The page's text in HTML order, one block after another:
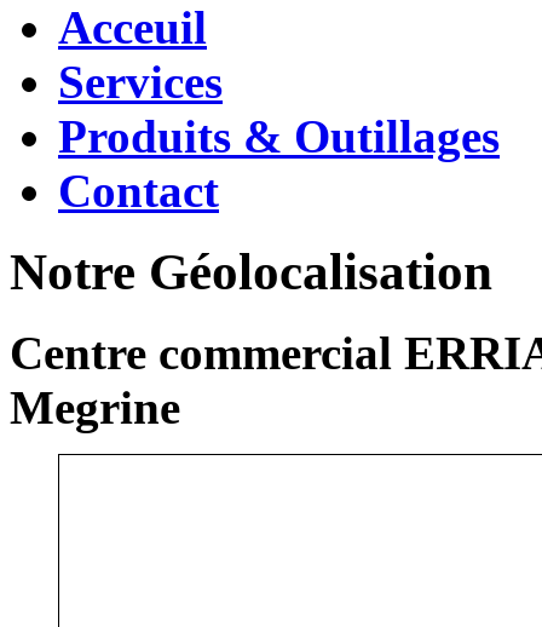
Acceuil
Services
Produits & Outillages
Contact
Notre Géolocalisation
Centre commercial
Megrine